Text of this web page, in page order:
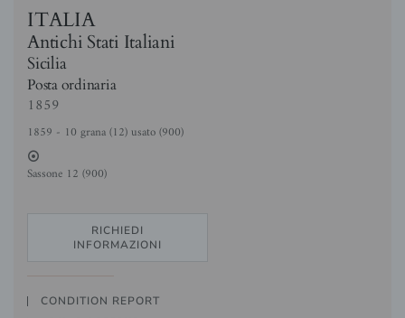
ITALIA
Antichi Stati Italiani
Sicilia
Posta ordinaria
1859
1859 - 10 grana (12) usato (900)
2
Sassone 12 (900)
RICHIEDI
INFORMAZIONI
CONDITION REPORT